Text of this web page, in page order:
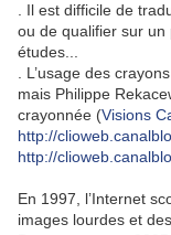
. Il est difficile de
ou de qualifier sur
études...
. L’usage des
mais Philippe
crayonnée (Visions
http://
http://
En 1997, l’Internet
images lourdes et